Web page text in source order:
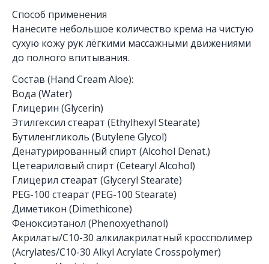
Способ применения
Нанесите небольшое количество крема на чистую
сухую кожу рук лёгкими массажными движениями
до полного впитывания.
Состав (Hand Cream Aloe):
Вода (Water)
Глицерин (Glycerin)
Этилгексил стеарат (Ethylhexyl Stearate)
Бутиленгликоль (Butylene Glycol)
Денатурированный спирт (Alcohol Denat.)
Цетеариловый спирт (Cetearyl Alcohol)
Глицерил стеарат (Glyceryl Stearate)
PEG-100 стеарат (PEG-100 Stearate)
Диметикон (Dimethicone)
Феноксиэтанол (Phenoxyethanol)
Акрилаты/C10-30 алкилакрилатный кроссполимер
(Acrylates/C10-30 Alkyl Acrylate Crosspolymer)